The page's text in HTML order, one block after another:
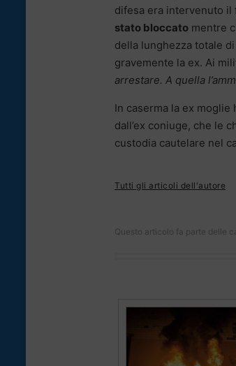
difesa era intervenuto il
stato bloccato mentre
della lunghezza totale di
gravemente la ex. Ai
arrestare. A quella
In caserma la ex moglie
dall’ex coniuge, che le
custodia cautelare nel
Tutti gli articoli dell'autore
Questo articolo fa parte delle